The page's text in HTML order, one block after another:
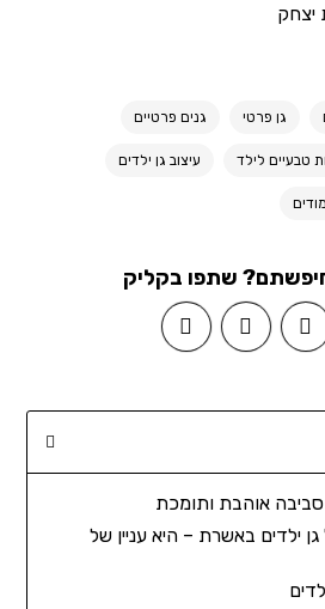
יצחק
גן פרטי גנים פרטיים
טבעיים לילד עיצוב גן ילדים
שתפו בקליק
אוהבת ותומכת
ילדים באשרת – היא עניין של